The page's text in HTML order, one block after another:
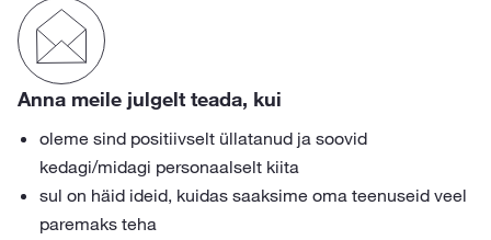
Anna meile julgelt teada, kui
oleme sind positiivselt üllatanud ja soovid
kedagi/midagi personaalselt kiita
sul on häid ideid, kuidas saaksime oma teenuseid veel
paremaks teha